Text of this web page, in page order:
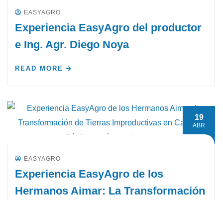
EASYAGRO
Experiencia EasyAgro del productor
e Ing. Agr. Diego Noya
READ MORE
19
ABR
EASYAGRO
Experiencia EasyAgro de los
Hermanos Aimar: La Transformación